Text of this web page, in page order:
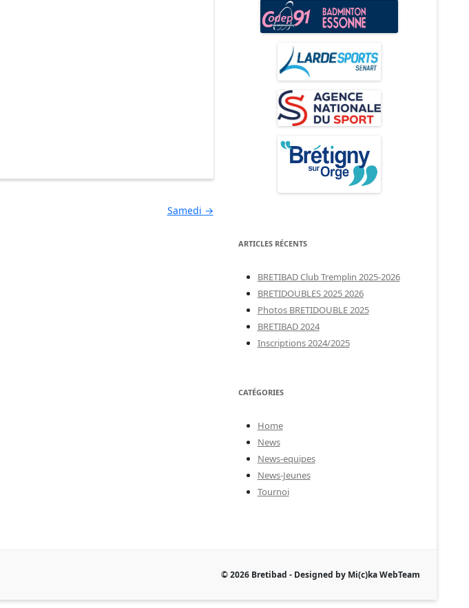
Samedi →
ARTICLES RÉCENTS
BRETIBAD Club Tremplin 2025-2026
BRETIDOUBLES 2025 2026
Photos BRETIDOUBLE 2025
BRETIBAD 2024
Inscriptions 2024/2025
CATÉGORIES
Home
News
News-equipes
News-Jeunes
Tournoi
© 2026 Bretibad - Designed by Mi(c)ka WebTeam